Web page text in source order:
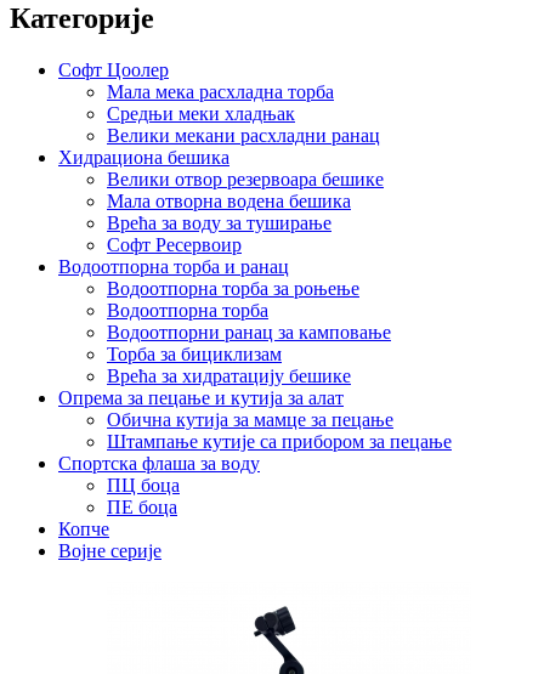
Категорије
Софт Цоолер
Мала мека расхладна торба
Средњи меки хладњак
Велики мекани расхладни ранац
Хидрациона бешика
Велики отвор резервоара бешике
Мала отворна водена бешика
Врећа за воду за туширање
Софт Ресервоир
Водоотпорна торба и ранац
Водоотпорна торба за роњење
Водоотпорна торба
Водоотпорни ранац за камповање
Торба за бициклизам
Врећа за хидратацију бешике
Опрема за пецање и кутија за алат
Обична кутија за мамце за пецање
Штампање кутије са прибором за пецање
Спортска флаша за воду
ПЦ боца
ПЕ боца
Копче
Војне серије